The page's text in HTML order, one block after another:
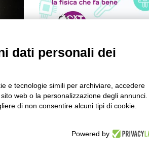
ScienzaPerTutti: annunciate le
20/05/2026
dati personali dei
e tecnologie simili per archiviare, accedere
web o la personalizzazione degli annunci.
di non consentire alcuni tipi di cookie.
Powered by